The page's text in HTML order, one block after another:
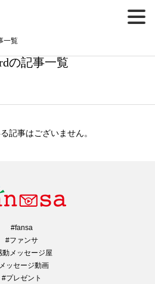
一覧
の記事一覧
記事はございません。
#fansa
#ファンサ
動メッセージ屋
ッセージ動画
#プレゼント